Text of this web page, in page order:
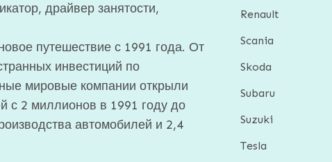
драйвер занятости,
путешествие с 1991 года. От
инвестиций по
мировые компании открыли
с 2 ​​миллионов в 1991 году до
автомобилей и 2,4
Renault
Scania
Skoda
Subaru
Suzuki
Tesla